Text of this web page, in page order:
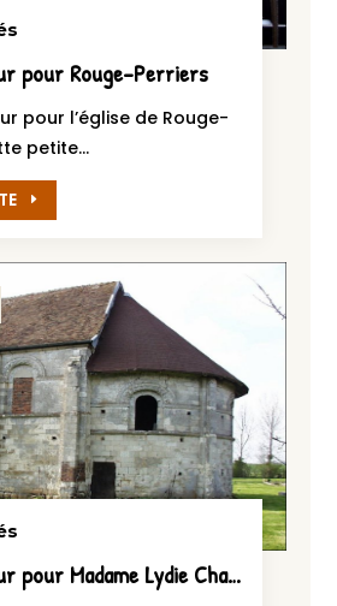
pour Rouge-Perriers
pour l’église de Rouge-
petite...
Coup de cœur pour Madame Lydie Chareyre